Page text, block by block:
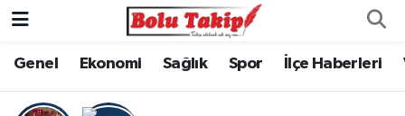
Genel Ekonomi Sağlık Spor İlçe Haberleri